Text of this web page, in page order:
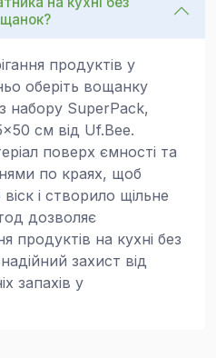
продуктів у
оберіть вощанку
набору SuperPack,
см від Uf.Bee.
поверх ємності та
по краях, щоб
і створило щільне
дозволяє
продуктів на кухні без
захист від
запахів у